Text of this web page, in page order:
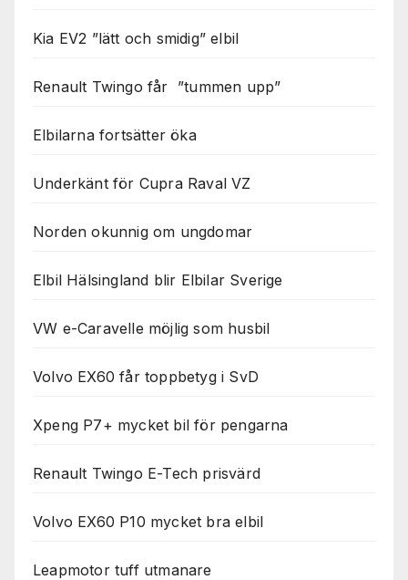
Kia EV2 ”lätt och smidig” elbil
Renault Twingo får ”tummen upp”
Elbilarna fortsätter öka
Underkänt för Cupra Raval VZ
Norden okunnig om ungdomar
Elbil Hälsingland blir Elbilar Sverige
VW e-Caravelle möjlig som husbil
Volvo EX60 får toppbetyg i SvD
Xpeng P7+ mycket bil för pengarna
Renault Twingo E-Tech prisvärd
Volvo EX60 P10 mycket bra elbil
Leapmotor tuff utmanare